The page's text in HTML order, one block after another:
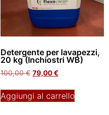
Detergente per lavapezzi,
20 kg (Inchiostri WB)
100,00€ 79,00€
Aggiungi al carrello